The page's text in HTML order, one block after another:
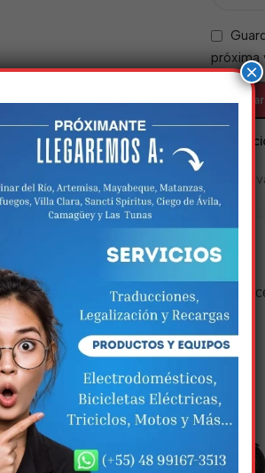
No hay
próxima
×
trabalhando nisso!
com novidades incríveis.
compreensão.